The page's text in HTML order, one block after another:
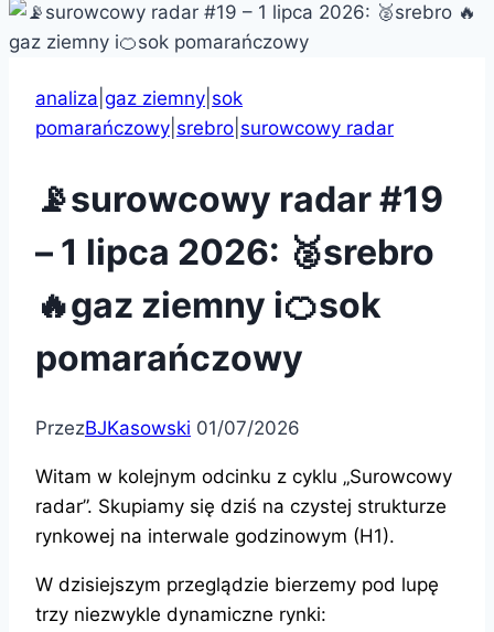
analiza gaz ziemny sok
pomarańczowy srebro surowcowy radar
📡surowcowy radar #19
– 1 lipca 2026: 🥈srebro
🔥gaz ziemny i🍊sok
pomarańczowy
PrzezBJKasowski 01/07/2026
Witam w kolejnym odcinku z cyklu „Surowcowy
radar”. Skupiamy się dziś na czystej strukturze
rynkowej na interwale godzinowym (H1).
W dzisiejszym przeglądzie bierzemy pod lupę
trzy niezwykle dynamiczne rynki: